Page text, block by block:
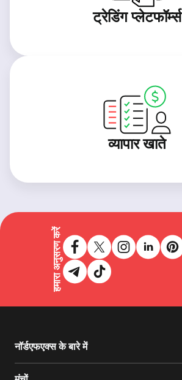
ट्रेडिंग प्लेटफॉर्म्स
व्यापार खाते
हमारा अनुसरण करें
नॉर्डएफएक्स के बारे में